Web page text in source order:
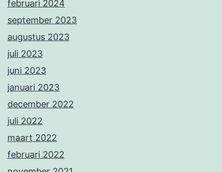
februari 2024
september 2023
augustus 2023
juli 2023
juni 2023
januari 2023
december 2022
juli 2022
maart 2022
februari 2022